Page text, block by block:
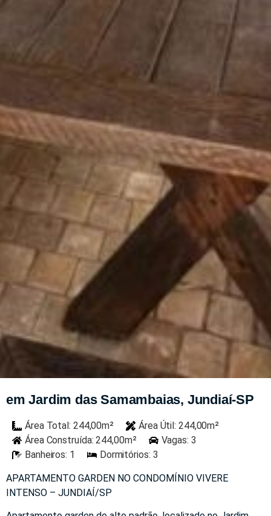
em Jardim das Samambaias, Jundiaí-SP
Área Total: 244,00m²
Área Útil: 244,00m²
Área Construída: 244,00m²
Vagas: 3
Banheiros: 1
Dormitórios: 3
APARTAMENTO GARDEN NO CONDOMÍNIO VIVERE
INTENSO – JUNDIAÍ/SP